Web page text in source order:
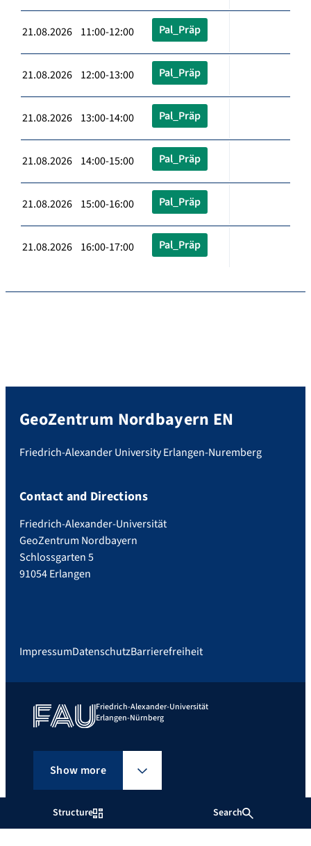
Structure Search
21.08.2026 11:00-12:00 Pal_Präp
21.08.2026 12:00-13:00 Pal_Präp
21.08.2026 13:00-14:00 Pal_Präp
21.08.2026 14:00-15:00 Pal_Präp
21.08.2026 15:00-16:00 Pal_Präp
21.08.2026 16:00-17:00 Pal_Präp
GeoZentrum Nordbayern EN
Friedrich-Alexander University Erlangen-Nuremberg
Contact and Directions
Friedrich-Alexander-Universität
GeoZentrum Nordbayern
Schlossgarten 5
91054 Erlangen
ImpressumDatenschutzBarrierefreiheit
Friedrich-Alexander-Universität
Erlangen-Nürnberg
Show more